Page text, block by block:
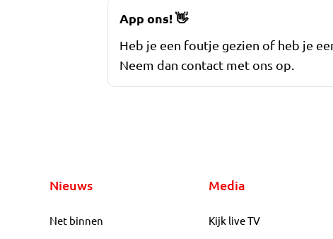
App ons!👋
Heb je een foutje gezien of heb je
Neem dan contact met ons op.
Nieuws
Net binnen
Media
Kijk live TV